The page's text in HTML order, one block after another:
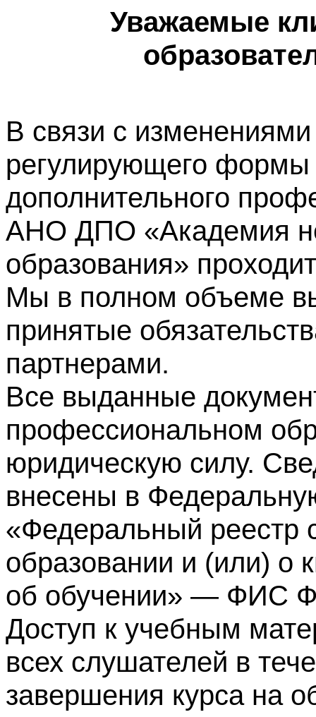
Уважаемые
В связи с изменениями
регулирующего формы
дополнительного
АНО ДПО «Академия
образования»
Мы в полном объеме
принятые
партнерами.
Все выданные
профессиональном
юридическую силу.
внесены в
«Федеральный реестр
образовании и (или) о
об обучении» — ФИС
Доступ к учебным
всех слушателей в
завершения курса на